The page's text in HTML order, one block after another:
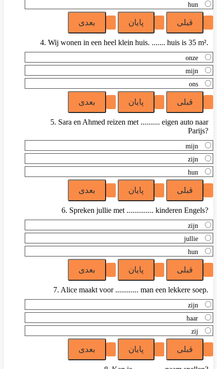
hun
4. Wij wonen in een heel klein huis. ....... huis is 35 m².
onze
mijn
ons
5. Sara en Ahmed reizen met .......... eigen auto naar
Parijs?
mijn
zijn
hun
6. Spreken jullie met .............. kinderen Engels?
zijn
jullie
hun
7. Alice maakt voor ............ man een lekkere soep.
zijn
haar
zij